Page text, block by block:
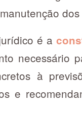
é a
necessário
à
e